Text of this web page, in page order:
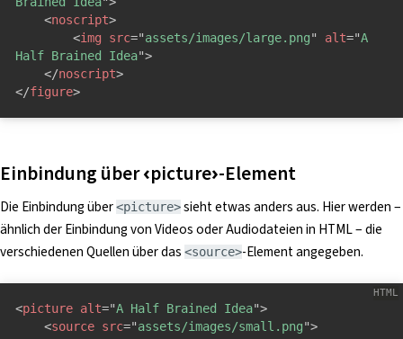
<noscript>
<img src="assets/images/large.png" alt="A
Half Brained Idea">
</noscript>
</figure>
Einbindung über ‹picture›-Element
Die Einbindung über<picture>sieht etwas anders aus. Hier werden –
ähnlich der Einbindung von Videos oder Audiodateien in HTML – die
verschiedenen Quellen über das <source>-Element angegeben.
<picture alt="A Half Brained Idea">
<source src="assets/images/small.png">